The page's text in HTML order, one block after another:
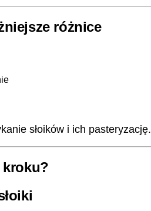
różnice
słoików i ich pasteryzację.
kroku?